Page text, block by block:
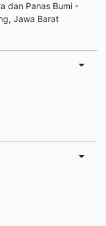
dan Panas Bumi -
Jawa Barat